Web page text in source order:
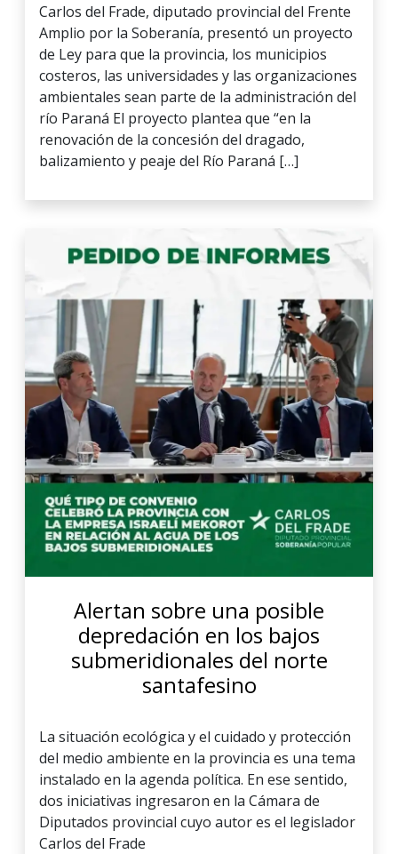
Carlos del Frade, diputado provincial del Frente
Amplio por la Soberanía, presentó un proyecto
de Ley para que la provincia, los municipios
costeros, las universidades y las organizaciones
ambientales sean parte de la administración del
río Paraná El proyecto plantea que “en la
renovación de la concesión del dragado,
balizamiento y peaje del Río Paraná […]
Alertan sobre una posible
depredación en los bajos
submeridionales del norte
santafesino
La situación ecológica y el cuidado y protección
del medio ambiente en la provincia es una tema
instalado en la agenda política. En ese sentido,
dos iniciativas ingresaron en la Cámara de
Diputados provincial cuyo autor es el legislador
Carlos del Frade